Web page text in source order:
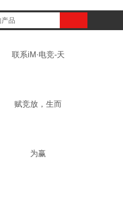
联系iM·电竞-天
赋竞放，生而
为赢